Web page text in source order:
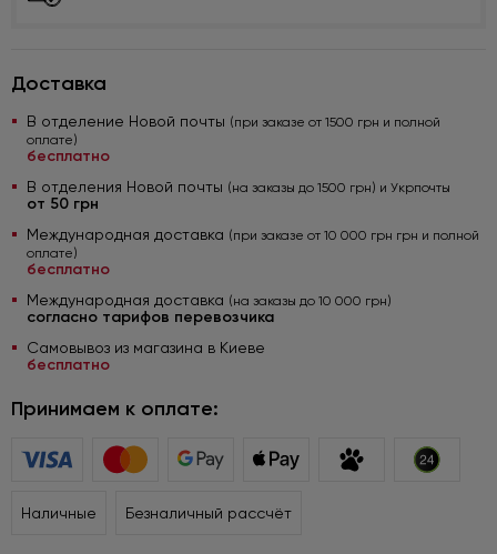
Доставка
В отделение Новой почты (при заказе от 1500 грн и полной
оплате)
бесплатно
В отделения Новой почты (на заказы до 1500 грн) и Укрпочты
от 50 грн
Международная доставка (при заказе от 10 000 грн грн и полной
оплате)
бесплатно
Международная доставка (на заказы до 10 000 грн)
согласно тарифов перевозчика
Самовывоз из магазина в Киеве
бесплатно
Принимаем к оплате:
Наличные Безналичный рассчёт